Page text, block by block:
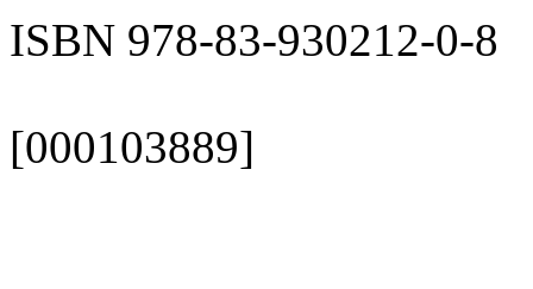
ISBN 978-83-930212-0-8
[000103889]